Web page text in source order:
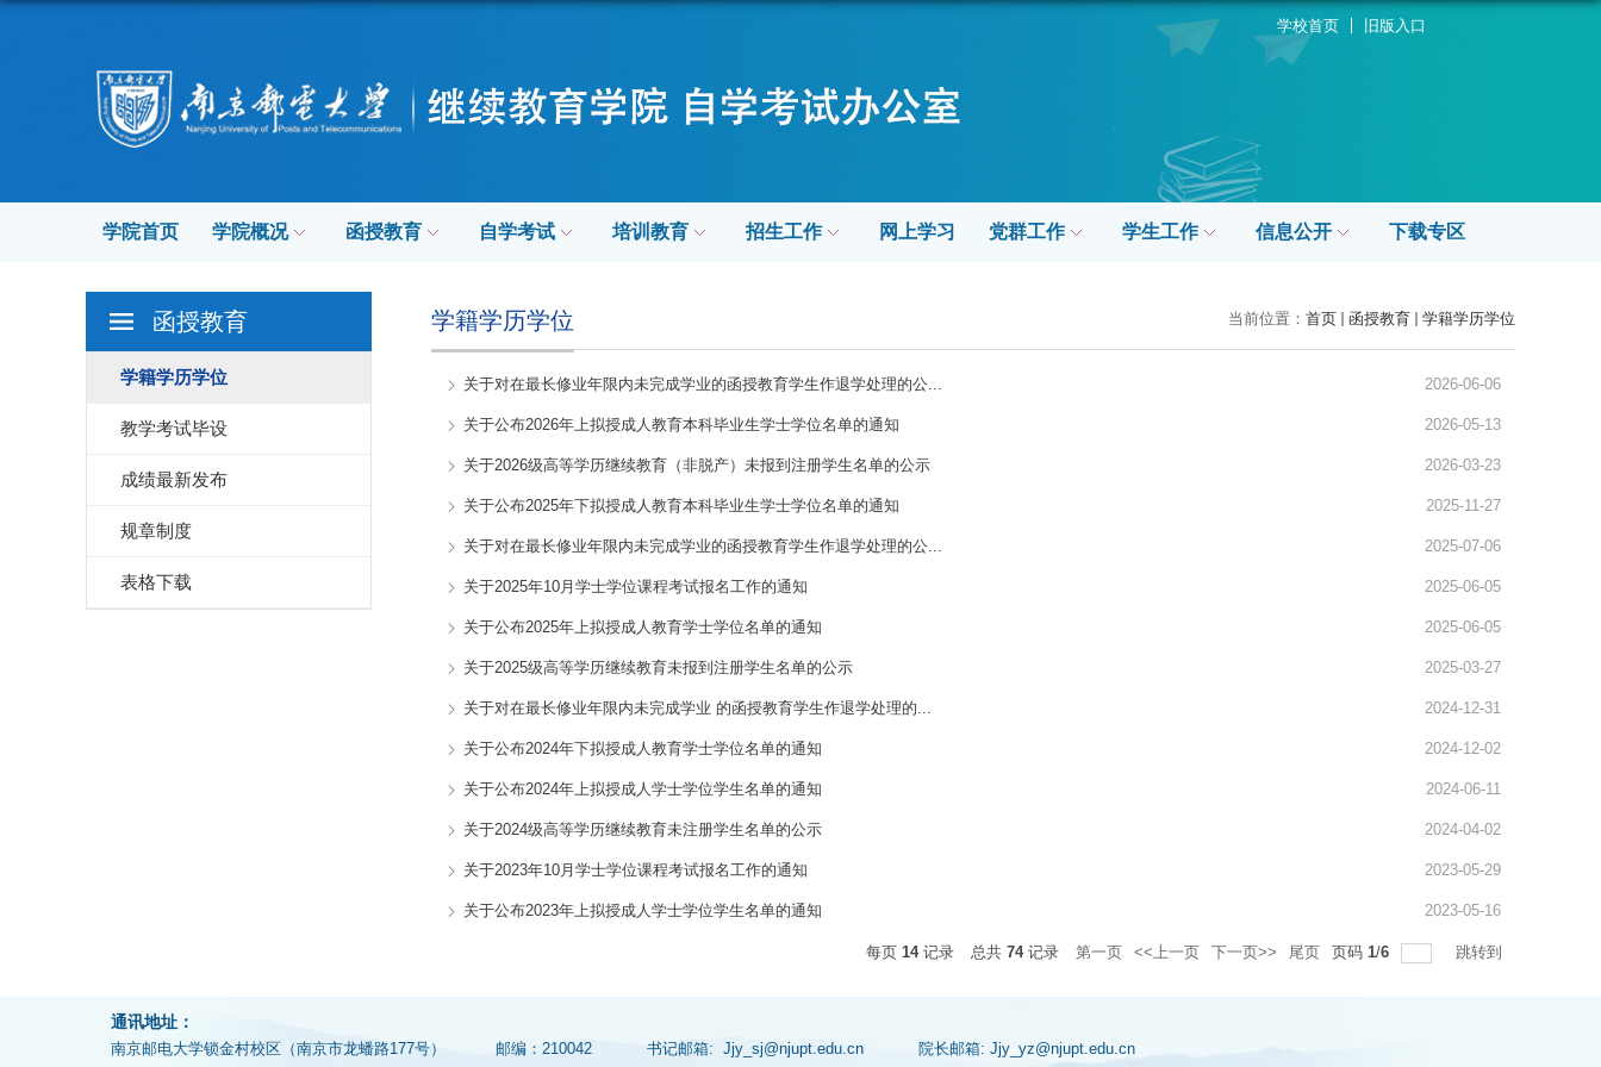
学校首页 旧版入口
学院首页 学院概况 函授教育 自学考试 培训教育 招生工作 网上学习 党群工作 学生工作 信息公开 下载专区
函授教育
学籍学历学位
教学考试毕设
成绩最新发布
规章制度
表格下载
当前位置： 首页 函授教育 学籍学历学位
学籍学历学位
关于对在最长修业年限内未完成学业的函授教育学生作退学处理的公... 2026-06-06
关于公布2026年上拟授成人教育本科毕业生学士学位名单的通知 2026-05-13
关于2026级高等学历继续教育（非脱产）未报到注册学生名单的公示 2026-03-23
关于公布2025年下拟授成人教育本科毕业生学士学位名单的通知 2025-11-27
关于对在最长修业年限内未完成学业的函授教育学生作退学处理的公... 2025-07-06
关于2025年10月学士学位课程考试报名工作的通知 2025-06-05
关于公布2025年上拟授成人教育学士学位名单的通知 2025-06-05
关于2025级高等学历继续教育未报到注册学生名单的公示 2025-03-27
关于对在最长修业年限内未完成学业 的函授教育学生作退学处理的... 2024-12-31
关于公布2024年下拟授成人教育学士学位名单的通知 2024-12-02
关于公布2024年上拟授成人学士学位学生名单的通知 2024-06-11
关于2024级高等学历继续教育未注册学生名单的公示 2024-04-02
关于2023年10月学士学位课程考试报名工作的通知 2023-05-29
关于公布2023年上拟授成人学士学位学生名单的通知 2023-05-16
每页 14记录 总共 74记录 第一页 <<上一页 下一页>> 尾页 页码 1/6 跳转到
通讯地址：
南京邮电大学锁金村校区（南京市龙蟠路177号） 邮编：210042 书记邮箱: Jjy_sj@njupt.edu.cn
院长邮箱: Jjy_yz@njupt.edu.cn